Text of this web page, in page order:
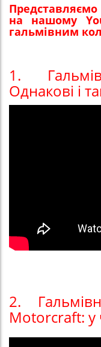
на нашому
гальмівним
1.
Однакові і
2.
Motorcraft: у